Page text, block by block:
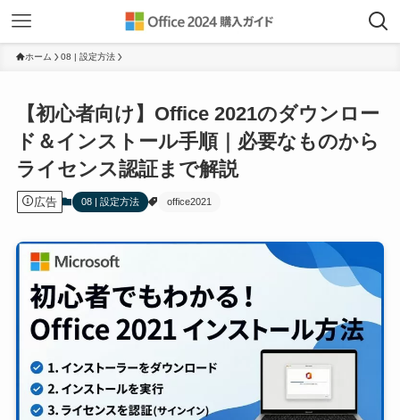
ホーム 08 | 設定方法
【初心者向け】Office 2021のダウンロー
ド＆インストール手順｜必要なものから
ライセンス認証まで解説
広告 08 | 設定方法 office2021